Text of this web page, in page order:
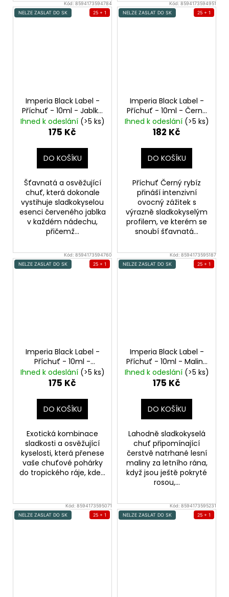
Kód: 8594173594784
NELZE ZASLAT DO SK
25 + 1
Imperia Black Label -
Příchuť - 10ml - Jablko
Apple
Ihned k odeslání (>5 ks)
175 Kč
DO KOŠÍKU
Šťavnatá a osvěžující
chuť, která dokonale
vystihuje sladkokyselou
esenci červeného jablka
v každém nádechu,
přičemž...
Kód: 8594173594951
NELZE ZASLAT DO SK
25 + 1
Imperia Black Label -
Příchuť - 10ml - Černý
rybízBlackcurrant
Ihned k odeslání (>5 ks)
182 Kč
DO KOŠÍKU
Příchuť Černý rybíz
přináší intenzivní
ovocný zážitek s
výrazně sladkokyselým
profilem, ve kterém se
snoubí šťavnatá...
Kód:8594173594760
NELZE ZASLAT DO SK
25 + 1
Imperia Black Label -
Příchuť - 10ml -
AnanasPineapple
Ihned k odeslání (>5 ks)
175 Kč
DO KOŠÍKU
Exotická kombinace
sladkosti a osvěžující
kyselosti, která přenese
vaše chuťové pohárky
do tropického ráje, kde...
Kód:8594173595187
NELZE ZASLAT DO SK
25 + 1
Imperia Black Label -
Příchuť - 10ml - Malina
Raspberry
Ihned k odeslání (>5 ks)
175 Kč
DO KOŠÍKU
Lahodně sladkokyselá
chuť připomínající
čerstvě natrhané lesní
maliny za letního rána,
když jsou ještě pokryté
rosou,...
Kód:8594173595071
NELZE ZASLAT DO SK
25 + 1
Kód:8594173595231
NELZE ZASLAT DO SK
25 + 1